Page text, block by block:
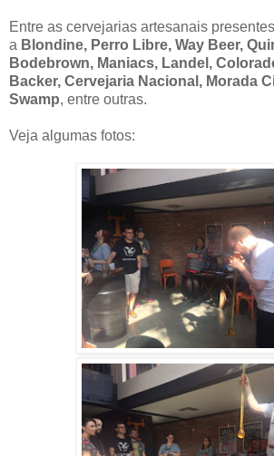
Entre as cervejarias artesanais
a Blondine, Perro Libre, Way Beer,
Bodebrown, Maniacs, Landel,
Backer, Cervejaria Nacional, Morada
Swamp, entre outras.
Veja algumas fotos: